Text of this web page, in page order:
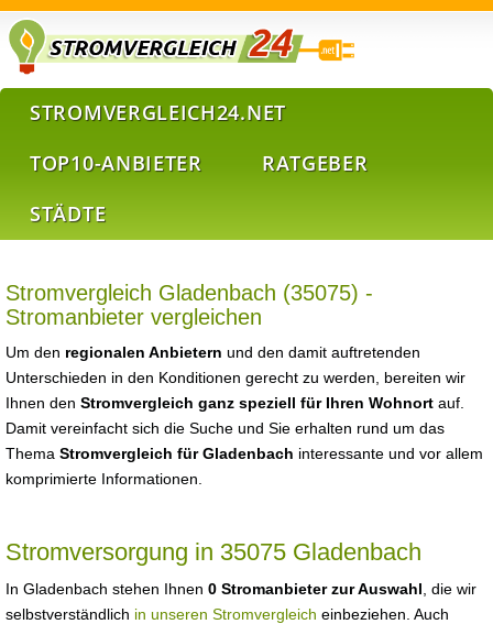
STROMVERGLEICH24.NET
TOP10-ANBIETER
RATGEBER
STÄDTE
Stromvergleich Gladenbach (35075) -
Stromanbieter vergleichen
Um den regionalen Anbietern und den damit auftretenden
Unterschieden in den Konditionen gerecht zu werden, bereiten wir
Ihnen den Stromvergleich ganz speziell für Ihren Wohnort auf.
Damit vereinfacht sich die Suche und Sie erhalten rund um das
Thema Stromvergleich für Gladenbach interessante und vor allem
komprimierte Informationen.
Stromversorgung in 35075 Gladenbach
In Gladenbach stehen Ihnen 0 Stromanbieter zur Auswahl , die wir
selbstverständlich in unseren Stromvergleich einbeziehen. Auch